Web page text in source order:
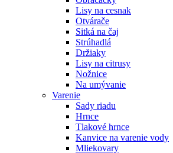
Lisy na cesnak
Otvárače
Sitká na čaj
Strúhadlá
Držiaky
Lisy na citrusy
Nožnice
Na umývanie
Varenie
Sady riadu
Hrnce
Tlakové hrnce
Kanvice na varenie vody
Mliekovary